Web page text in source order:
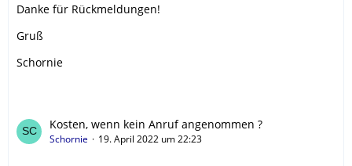
Danke für Rückmeldungen!
Gruß
Schornie
Kosten, wenn kein Anruf angenommen ?
Schornie 19. April 2022 um 22:23